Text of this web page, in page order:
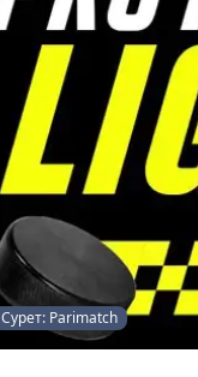
Сурет: Parimatch